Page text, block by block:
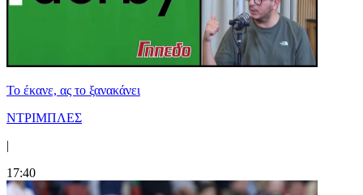
Το έκανε, ας το ξανακάνει
ΝΤΡΙΜΠΛΕΣ
|
17:40